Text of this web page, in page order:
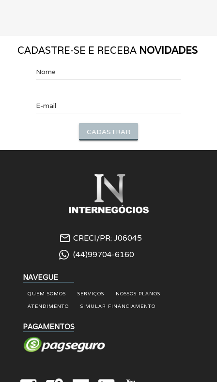
CADASTRE-SE E RECEBA NOVIDADES
Nome
E-mail
CADASTRAR
mail_outline CRECI/PR: J06045
(44)99704-6160
NAVEGUE
QUEM SOMOS SERVIÇOS
NOSSOS PLANOS
ATENDIMENTO
SIMULAR FINANCIAMENTO
PAGAMENTOS